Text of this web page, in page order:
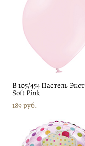
В 105/454 Пастель
Soft Pink
189 pуб.